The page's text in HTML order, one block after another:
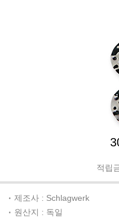
적립
제조사 : Schlagwerk
원산지 : 독일